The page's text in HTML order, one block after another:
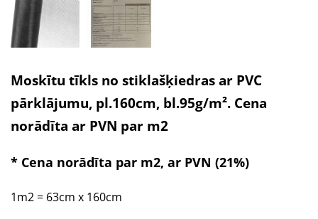
Moskītu tīkls no stiklašķiedras ar PVC
pārklājumu, pl.160cm, bl.95g/m². Cena
norādīta ar PVN par m2
* Cena norādīta par m2, ar PVN (21%)
1m2 = 63cm x 160cm